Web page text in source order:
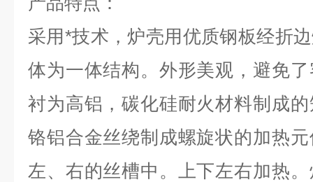
采用*技术，炉壳用优质钢板经折
体为一体结构。外形美观，避免
衬为高铝，碳化硅耐火材料制成
铬铝合金丝绕制成螺旋状的加热
左、右的丝槽中。上下左右加热